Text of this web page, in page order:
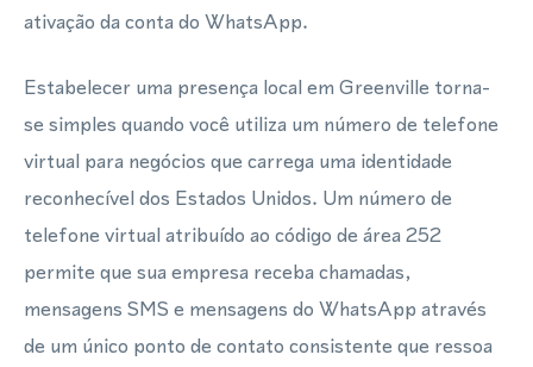
ativação da conta do WhatsApp.
Estabelecer uma presença local em Greenville torna-
se simples quando você utiliza um número de telefone
virtual para negócios que carrega uma identidade
reconhecível dos Estados Unidos. Um número de
telefone virtual atribuído ao código de área 252
permite que sua empresa receba chamadas,
mensagens SMS e mensagens do WhatsApp através
de um único ponto de contato consistente que ressoa